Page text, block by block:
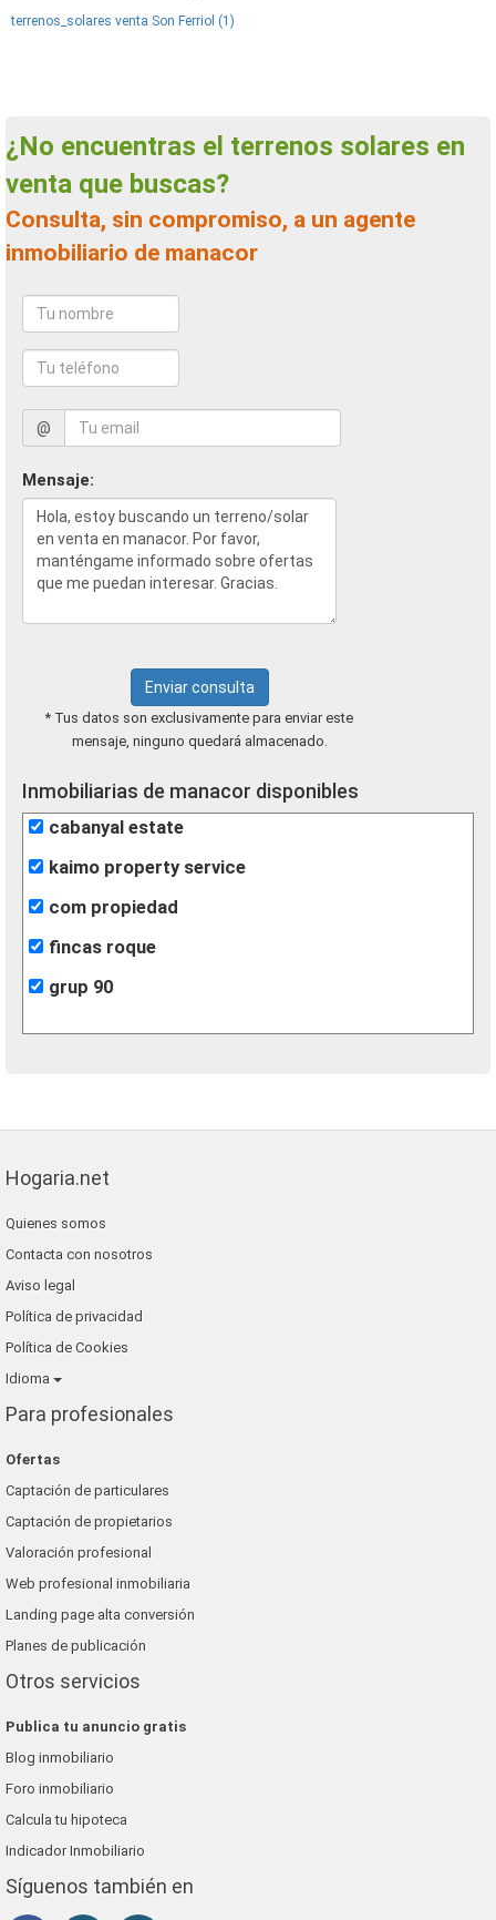
terrenos_solares venta Son Ferriol (1)
¿No encuentras el terrenos solares en
venta que buscas?
Consulta, sin compromiso, a un agente
inmobiliario de manacor
@
Mensaje:
Enviar consulta
* Tus datos son exclusivamente para enviar este
mensaje, ninguno quedará almacenado.
Inmobiliarias de manacor disponibles
cabanyal estate
kaimo property service
com propiedad
fincas roque
grup 90
Hogaria.net
Quienes somos
Contacta con nosotros
Aviso legal
Política de privacidad
Política de Cookies
Idioma
Para profesionales
Ofertas
Captación de particulares
Captación de propietarios
Valoración profesional
Web profesional inmobiliaria
Landing page alta conversión
Planes de publicación
Otros servicios
Publica tu anuncio gratis
Blog inmobiliario
Foro inmobiliario
Calcula tu hipoteca
Indicador Inmobiliario
Síguenos también en